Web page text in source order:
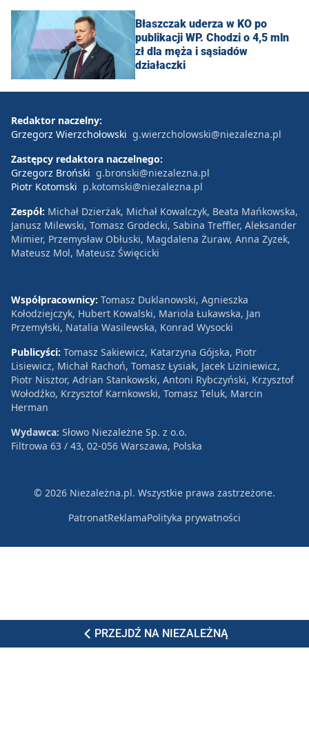
Błaszczak uderza w KO po
publikacji WP. Chodzi o 4,5 mln
zł dla męża i sąsiadów
działaczki
PRZEJDŹ NA NIEZALEŻNĄ
Redaktor naczelny:
Grzegorz Wierzchołowski g.wierzcholowski@niezalezna.pl
Zastępcy redaktora naczelnego:
Grzegorz Broński g.bronski@niezalezna.pl
Piotr Kotomski p.kotomski@niezalezna.pl
Zespół: Michał Dzierżak, Michał Kowalczyk, Beata Mańkowska,
Janusz Milewski, Tomasz Grodecki, Sabina Treffler, Aleksander
Mimier, Przemysław Obłuski, Magdalena Żuraw, Anna Zyzek,
Mateusz Mol, Mateusz Święcicki
Współpracownicy: Tomasz Duklanowski, Agnieszka
Kołodziejczyk, Hubert Kowalski, Mariola Łukawska, Jan
Przemyłski, Natalia Wasilewska, Konrad Wysocki
Publicyści: Tomasz Sakiewicz, Katarzyna Gójska, Piotr
Lisiewicz, Michał Rachoń, Tomasz Łysiak, Jacek Liziniewicz,
Piotr Nisztor, Adrian Stankowski, Antoni Rybczyński, Krzysztof
Wołodźko, Krzysztof Karnkowski, Tomasz Teluk, Marcin
Herman
Wydawca: Słowo Niezależne Sp. z o.o.
Filtrowa 63 / 43, 02-056 Warszawa, Polska
© 2026 Niezależna.pl. Wszystkie prawa zastrzeżone.
PatronatReklamaPolityka prywatności